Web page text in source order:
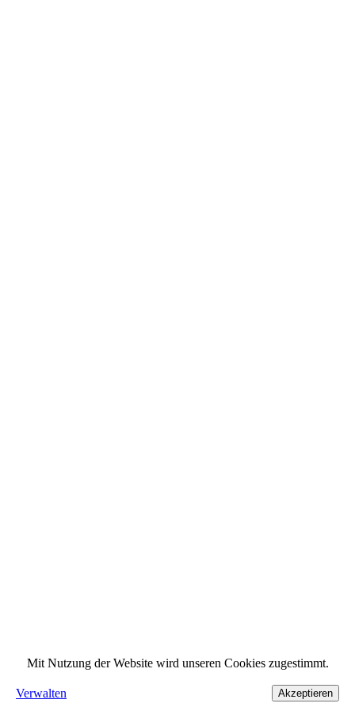
Mit Nutzung der Website wird unseren Cookies zugestimmt.
Verwalten Akzeptieren